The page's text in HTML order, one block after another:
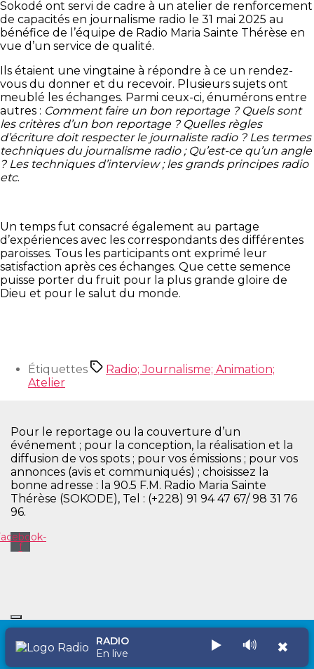
Sokodé ont servi de cadre à un atelier de renforcement
de capacités en journalisme radio le 31 mai 2025 au
bénéfice de l’équipe de Radio Maria Sainte Thérèse en
vue d’un service de qualité.
Ils étaient une vingtaine à répondre à ce un rendez-
vous du donner et du recevoir. Plusieurs sujets ont
meublé les échanges. Parmi ceux-ci, énumérons entre
autres : Comment faire un bon reportage ? Quels sont
les critères d’un bon reportage ? Quelles règles
d’écriture doit respecter le journaliste radio ? Les termes
techniques du journalisme radio ; Qu’est-ce qu’un angle
? Les techniques d’interview ; les grands principes radio
etc.
Un temps fut consacré également au partage
d’expériences avec les correspondants des différentes
paroisses. Tous les participants ont exprimé leur
satisfaction après ces échanges. Que cette semence
puisse porter du fruit pour la plus grande gloire de
Dieu et pour le salut du monde.
Étiquettes
Radio; Journalisme; Animation;
Atelier
Pour le reportage ou la couverture d’un
événement ; pour la conception, la réalisation et la
diffusion de vos spots ; pour vos émissions ; pour vos
annonces (avis et communiqués) ; choisissez la
bonne adresse : la 90.5 F.M. Radio Maria Sainte
Thérèse (SOKODE), Tel : (+228) 91 94 47 67/ 98 31 76
96.
f
Copyright © 2026 Radio Maria Sainte Thérèse
RADIO
En live
▶️ 🔊 ✖